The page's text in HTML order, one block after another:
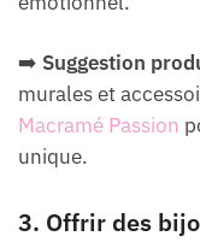
➡️ Suggestion
murales et
Macramé Passion
unique.
3. Offrir des